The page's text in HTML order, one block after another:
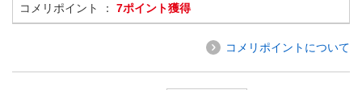
コメリポイント ： 7ポイント獲得
コメリポイントについて